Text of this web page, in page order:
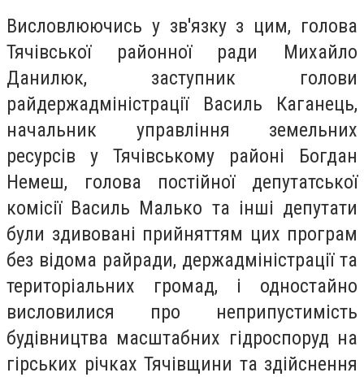
Висловлюючись у зв'язку з цим, голова
Тячівської районної ради Михайло
Данилюк, заступник голови
райдержадміністрації Василь Каганець,
начальник управління земельних
ресурсів у Тячівському районі Богдан
Немеш, голова постійної депутатської
комісії Василь Малько та інші депутати
були здивовані прийняттям цих програм
без відома райради, держадміністрації та
територіальних громад, і одностайно
висловилися про неприпустимість
будівництва масштабних гідроспоруд на
гірських річках Тячівщини та здійснення